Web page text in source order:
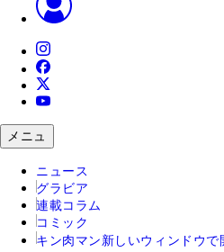
メニュ
ニュース
グラビア
連載コラム
コミック
キン肉マン 新しいウィンドウで